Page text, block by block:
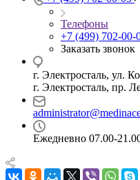
Телефоны
+7 (499) 702-00-
Заказать звонок
г. Электросталь, ул.
г. Электросталь, пр.
Ежедневно 07.00-